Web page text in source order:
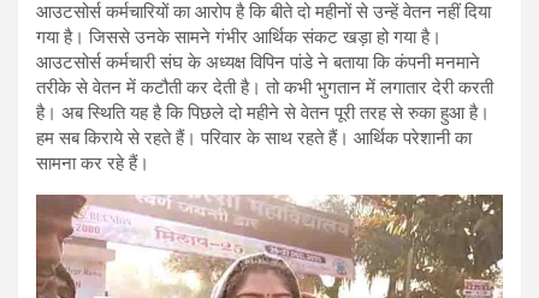
आउटसोर्स कर्मचारियों का आरोप है कि बीते दो महीनों से उन्हें वेतन नहीं दिया
गया है। जिससे उनके सामने गंभीर आर्थिक संकट खड़ा हो गया है।
आउटसोर्स कर्मचारी संघ के अध्यक्ष विपिन पांडे ने बताया कि कंपनी मनमाने
तरीके से वेतन में कटौती कर देती है। तो कभी भुगतान में लगातार देरी करती
है। अब स्थिति यह है कि पिछले दो महीने से वेतन पूरी तरह से रुका हुआ है।
हम सब किराये से रहते हैं। परिवार के साथ रहते हैं। आर्थिक परेशानी का
सामना कर रहे हैं।